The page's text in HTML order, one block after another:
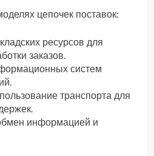
цепочек поставок:
ресурсов для
заказов.
систем
транспорта для
информацией и